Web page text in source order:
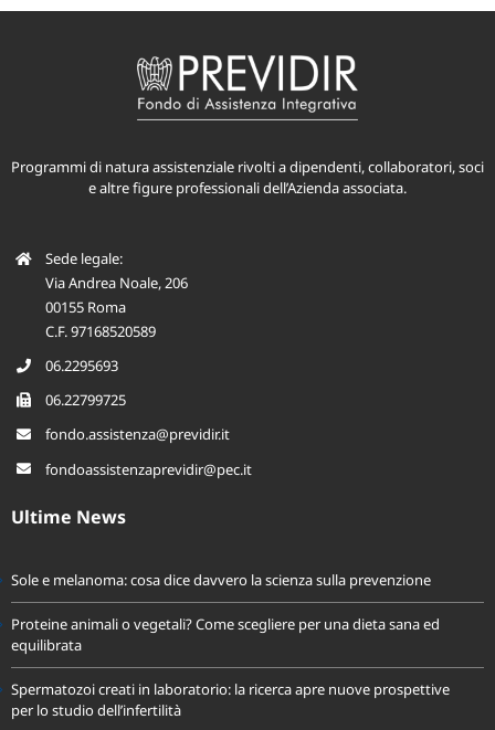
Programmi di natura assistenziale rivolti a dipendenti, collaboratori, soci
e altre figure professionali dell’Azienda associata.
Sede legale:
Via Andrea Noale, 206
00155 Roma
C.F. 97168520589
06.2295693
06.22799725
fondo.assistenza@previdir.it
fondoassistenzaprevidir@pec.it
Ultime News
Sole e melanoma: cosa dice davvero la scienza sulla prevenzione
Proteine animali o vegetali? Come scegliere per una dieta sana ed
equilibrata
Spermatozoi creati in laboratorio: la ricerca apre nuove prospettive
per lo studio dell’infertilità